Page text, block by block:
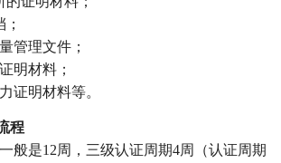
管理文件；
明材料；
证明材料等。
程
般是12周，三级认证周期4周（认证周期